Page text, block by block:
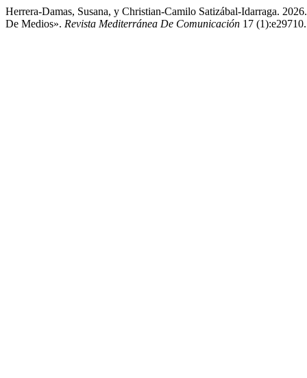
Herrera-Damas, Susana, y Christian-Camilo Satizábal-Idarraga.
De Medios». Revista Mediterránea De Comunicación 17